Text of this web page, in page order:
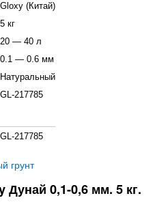
Gloxy (Китай)
5 кг
20 — 40 л
0.1 — 0.6 мм
Натуральный
GL-217785
GL-217785
грунт
0,1-0,6 мм. 5 кг.